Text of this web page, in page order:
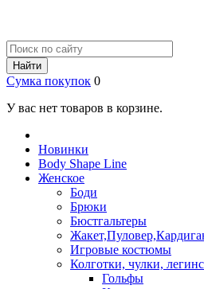
Найти
Сумка покупок 0
У вас нет товаров в корзине.
Новинки
Body Shape Line
Женское
Боди
Брюки
Бюстгальтеры
Игровые костюмы
Колготки, чулки,
Гольфы